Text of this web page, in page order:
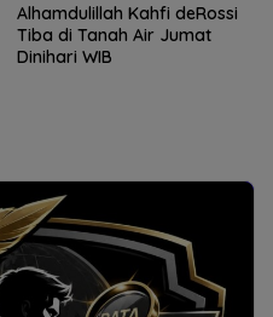
Alhamdulillah Kahfi deRossi
Tiba di Tanah Air Jumat
Dinihari WIB